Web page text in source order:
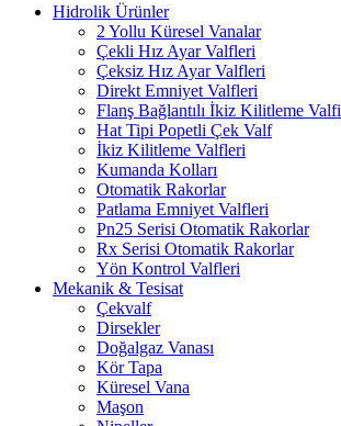
Hidrolik Ürünler
2 Yollu Küresel Vanalar
Çekli Hız Ayar Valfleri
Çeksiz Hız Ayar Valfleri
Direkt Emniyet Valfleri
Flanş Bağlantılı İkiz Kilitleme Valfi
Hat Tipi Popetli Çek Valf
İkiz Kilitleme Valfleri
Kumanda Kolları
Otomatik Rakorlar
Patlama Emniyet Valfleri
Pn25 Serisi Otomatik Rakorlar
Rx Serisi Otomatik Rakorlar
Yön Kontrol Valfleri
Mekanik & Tesisat
Çekvalf
Dirsekler
Doğalgaz Vanası
Kör Tapa
Küresel Vana
Maşon